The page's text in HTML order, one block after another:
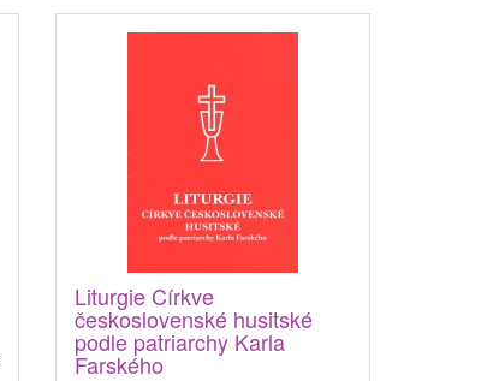
Liturgie Církve
československé husitské
podle patriarchy Karla
Farského